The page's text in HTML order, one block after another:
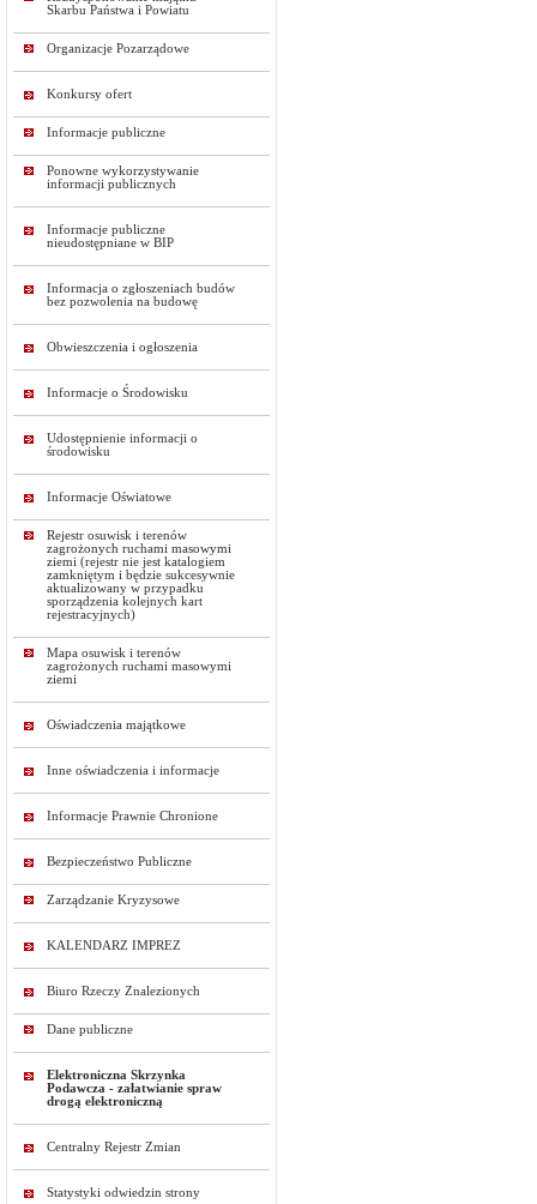
Skarbu Państwa i Powiatu
Organizacje Pozarządowe
Konkursy ofert
Informacje publiczne
Ponowne wykorzystywanie
informacji publicznych
Informacje publiczne
nieudostępniane w BIP
Informacja o zgłoszeniach budów
bez pozwolenia na budowę
Obwieszczenia i ogłoszenia
Informacje o Środowisku
Udostępnienie informacji o
środowisku
Informacje Oświatowe
Rejestr osuwisk i terenów
zagrożonych ruchami masowymi
ziemi (rejestr nie jest katalogiem
zamkniętym i będzie sukcesywnie
aktualizowany w przypadku
sporządzenia kolejnych kart
rejestracyjnych)
Mapa osuwisk i terenów
zagrożonych ruchami masowymi
ziemi
Oświadczenia majątkowe
Inne oświadczenia i informacje
Informacje Prawnie Chronione
Bezpieczeństwo Publiczne
Zarządzanie Kryzysowe
KALENDARZ IMPREZ
Biuro Rzeczy Znalezionych
Dane publiczne
Elektroniczna Skrzynka
Podawcza - załatwianie spraw
drogą elektroniczną
Centralny Rejestr Zmian
Statystyki odwiedzin strony